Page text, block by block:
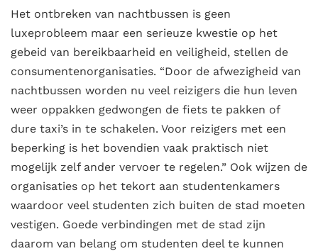
Het ontbreken van nachtbussen is geen
luxeprobleem maar een serieuze kwestie op het
gebeid van bereikbaarheid en veiligheid, stellen de
consumentenorganisaties. “Door de afwezigheid van
nachtbussen worden nu veel reizigers die hun leven
weer oppakken gedwongen de fiets te pakken of
dure taxi’s in te schakelen. Voor reizigers met een
beperking is het bovendien vaak praktisch niet
mogelijk zelf ander vervoer te regelen.” Ook wijzen de
organisaties op het tekort aan studentenkamers
waardoor veel studenten zich buiten de stad moeten
vestigen. Goede verbindingen met de stad zijn
daarom van belang om studenten deel te kunnen